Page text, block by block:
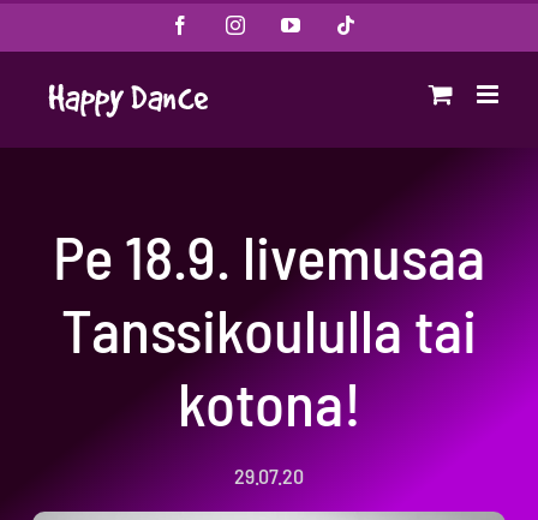
to
content
FacebookInstagramYouTube
Pe 18.9. livemusaa
Tanssikoululla tai
kotona!
29.07.20